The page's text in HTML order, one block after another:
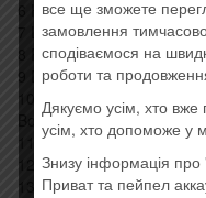
6 Here I Go Again 5:08
7 Love An’ Affection 3:09
8 Rock An’ Roll Angels
9 Dancing Girls 3:10
10 Saints An’ Sinners 4:21
Bonus Tracks
11 Young Blood (Monitor
12 Saints An’ Sinners
13 Soul Survivor
все ще зможете
замовлення
сподіваємося на
роботи та
Дякуємо усім, хто
усім, хто допоможе у
Знизу інформація
Приват та пейпел